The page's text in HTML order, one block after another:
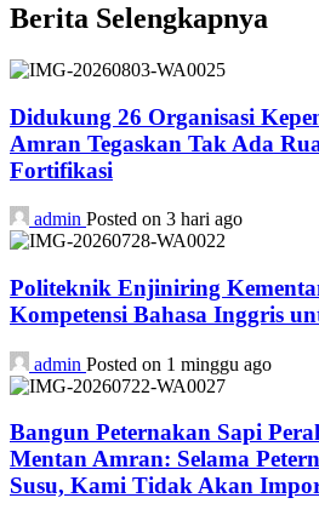
Berita Selengkapnya
Didukung 26 Organisasi
Amran Tegaskan Tak Ada
Fortifikasi
admin Posted on 3 hari ago
Politeknik Enjiniring
Kompetensi Bahasa Inggris
admin Posted on 1 minggu ago
Bangun Peternakan Sapi
Mentan Amran: Selama
Susu, Kami Tidak Akan